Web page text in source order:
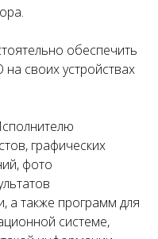
обеспечить
своих устройствах
графических
фото
а также программ для
системе,